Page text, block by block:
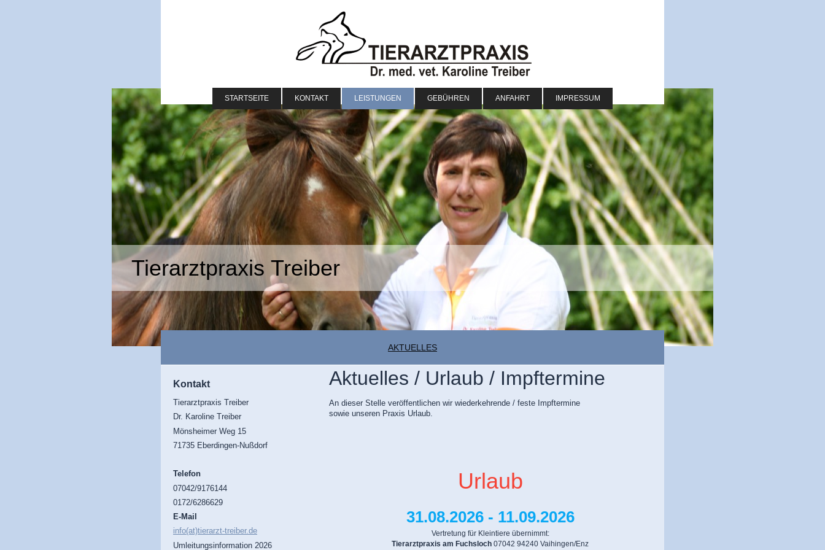
STARTSEITE KONTAKT LEISTUNGEN GEBÜHREN ANFAHRT IMPRESSUM
Tierarztpraxis Treiber
AKTUELLES
Aktuelles / Urlaub / Impftermine
An dieser Stelle veröffentlichen wir wiederkehrende / feste Impftermine
sowie unseren Praxis Urlaub.
Urlaub
31.08.2026 - 11.09.2026
Vertretung für Kleintiere übernimmt:
Tierarztpraxis am Fuchsloch07042 94240Vaihingen/Enz
Kontakt
Tierarztpraxis Treiber
Dr. Karoline Treiber
Mönsheimer Weg 15
71735 Eberdingen-Nußdorf
Telefon
07042/9176144
0172/6286629
E-Mail
info(at)tierarzt-treiber.de
Umleitungsinformation 2026